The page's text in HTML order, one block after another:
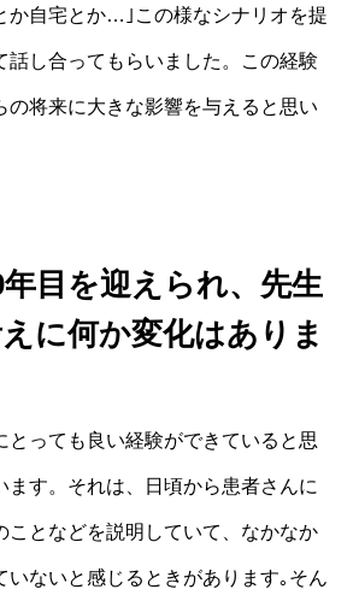
か自宅とか…｣この様なシナリオを提
話し合ってもらいました。この経験
の将来に大きな影響を与えると思い
目を迎えられ、先生
に何か変化はありま
とっても良い経験ができていると思
ます。それは、日頃から患者さんに
ことなどを説明していて、なかなか
いないと感じるときがあります｡そん